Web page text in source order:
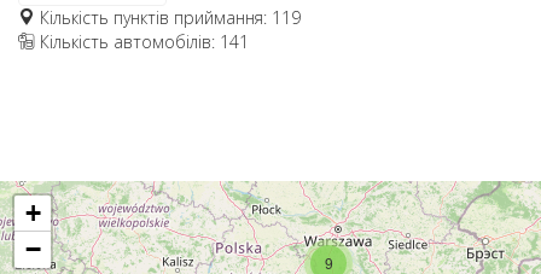
Кількість пунктів приймання: 119
Кількість автомобілів: 141
9
+
−